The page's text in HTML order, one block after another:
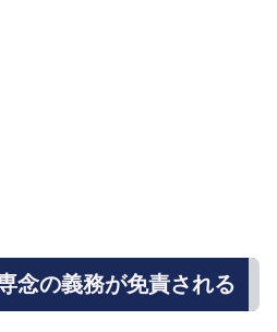
念の義務が免責される